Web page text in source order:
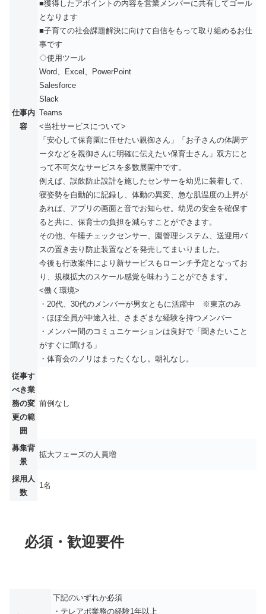
仕事内
容
■獲得したアポイントの内容を営業メンバーに共有してゴール
となります
■子育ての社会課題解決に向けて自信をもって取り組めるお仕
事です
◇使用ツール
Word、Excel、PowerPoint
Salesforce
Slack
Teams
<当社サービスについて>
「安心して保育園に任せたい親御さん」「お子さんの体調デ
ータなどを親御さんに明確に伝えたい保育士さん」双方にと
って不可欠なサービスを多数展開中です。
例えば、誤飲防止設計を施したセンサーを幼児に装着して、
寝姿勢を自動的に記録し、体動の異変、急な肌温度の上昇が
あれば、アプリの画面と音でお知らせ。幼児の安全を確保す
ると共に、保育士の負担を減らすことができます。
その他、午睡チェックセンサー、園管理システム、送迎用バ
スの置き去り防止装置などを発売してまいりました。
今後も行政案件により新サービスもローンチ予定となってお
り、規模拡大のスケール感覚を味わうことができます。
<働く環境>
・20代、30代のメンバーが男女ともに活躍中 ※東京のみ
・ほぼ全員が中途入社、さまざまな経験を持つメンバー
・メンバー間のコミュニケーションは良好で「聞きたいこと
がすぐに聞ける」
・体育会のノリはまったくなし。朝礼なし。
従事す
べき業
務の変
更の範
囲
前例なし
募集背
景
拡大フェーズの人員増
採用人
数
1名
必須・歓迎要件
下記のいずれか必須
・テレアポ業務の経験1年以上